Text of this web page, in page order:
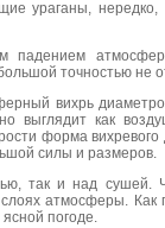
ураганы,
падением
точностью не
вихрь
выглядит как
форма
силы и размеров.
так и над
атмосферы.
погоде.